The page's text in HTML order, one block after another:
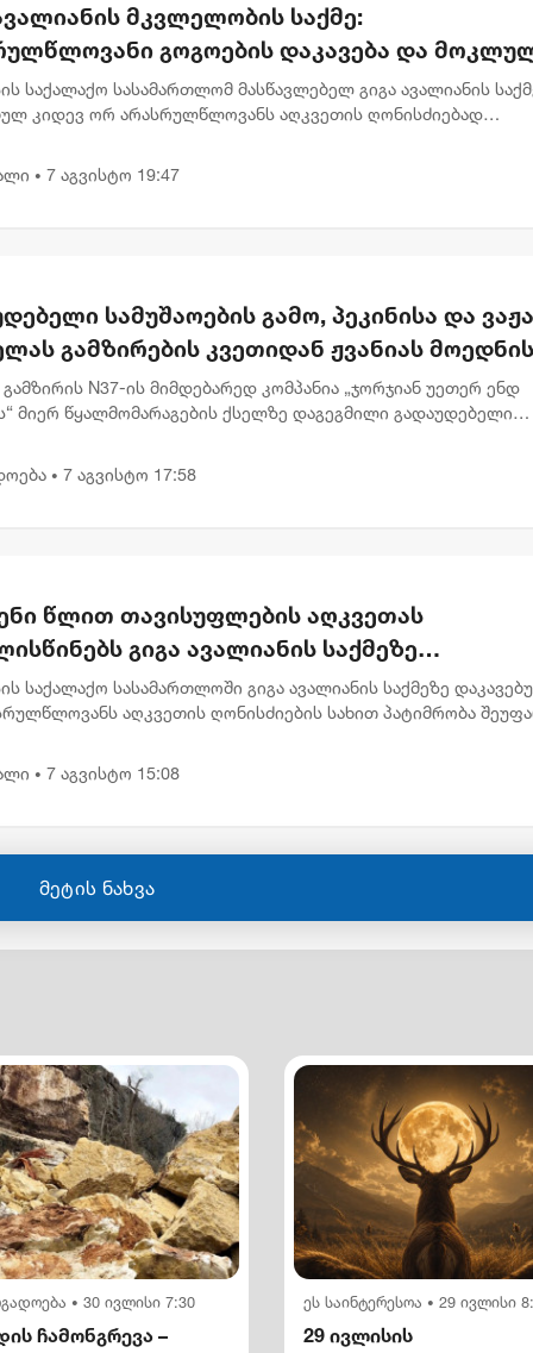
მკვლელობის საქმე:
გოგოების დაკავება და
დედის განცხადება
საქალაქო სასამართლომ მასწავლებელ გიგა ავალიანის
კიდევ ორ არასრულწლოვანს აღკვეთის ღონისძიებად
სრულად...
• 7 აგვისტო 19:47
სამუშაოების გამო, პეკინისა და
გამზირების კვეთიდან ჟვანიას მოედნის
მოძრაობა დროებით შეიზღუდება
გამზირის N37-ის მიმდებარედ კომპანია „ჯორჯიან უეთერ ენდ
მიერ წყალმომარაგების ქსელზე დაგეგმილი გადაუდებელი
• 7 აგვისტო 17:58
წლით თავისუფლების აღკვეთას
გიგა ავალიანის საქმეზე
წაყენებული ბრალდება
საქალაქო სასამართლოში გიგა ავალიანის საქმეზე
აღკვეთის ღონისძიების სახით პატიმრობა
• 7 აგვისტო 15:08
მეტის ნახვა
• 30 ივლისი 7:30
ჩამონგრევა –
ეს საინტერესოა • 29 ივლისი
29 ივლისის